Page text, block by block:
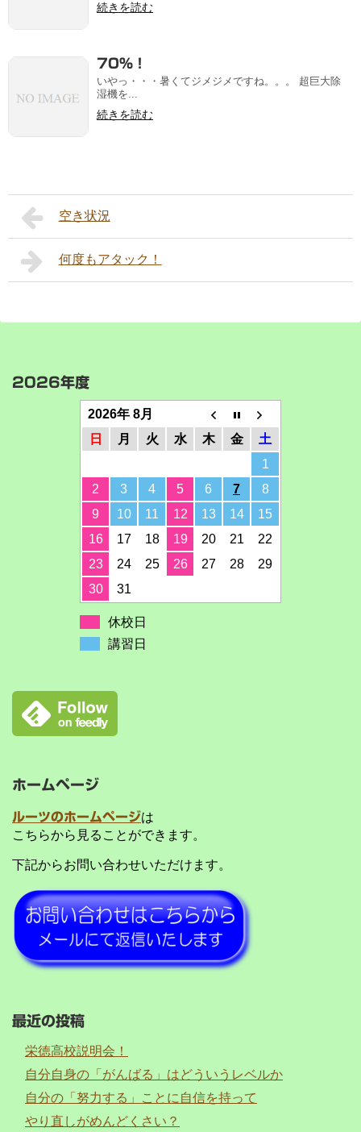
続きを読む
70％！
いやっ・・・暑くてジメジメですね。。。 超巨大除
湿機を...
続きを読む
空き状況
何度もアタック！
2026年度
2026年 8月
日
月 火 水 木 金
土
1
2
3 4 5 6 7
8
9
10 11 12 13 14
15
16
17 18 19 20 21
22
23
24 25 26 27 28
29
30
31
休校日
講習日
ホームページ
ルーツのホームページは
こちらから見ることができます。
下記からお問い合わせいただけます。
最近の投稿
栄徳高校説明会！
自分自身の「がんばる」はどういうレベルか
自分の「努力する」ことに自信を持って
やり直しがめんどくさい？